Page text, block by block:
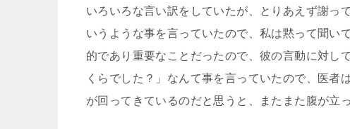
いろいろな言い訳をしていたが、とりあえず謝っ
いうような事を言っていたので、私は黙って聞い
的であり重要なことだったので、彼の言動に対し
くらでした？」なんて事を言っていたので、医者
が回ってきているのだと思うと、またまた腹が立